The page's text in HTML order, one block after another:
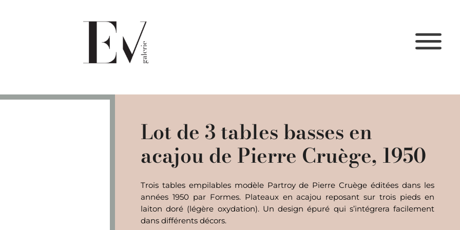
Lot de 3 tables basses en
acajou de Pierre Cruège, 1950
Trois tables empilables modèle Partroy de Pierre Cruège éditées dans les
années 1950 par Formes. Plateaux en acajou reposant sur trois pieds en
laiton doré (légère oxydation). Un design épuré qui s’intégrera facilement
dans différents décors.